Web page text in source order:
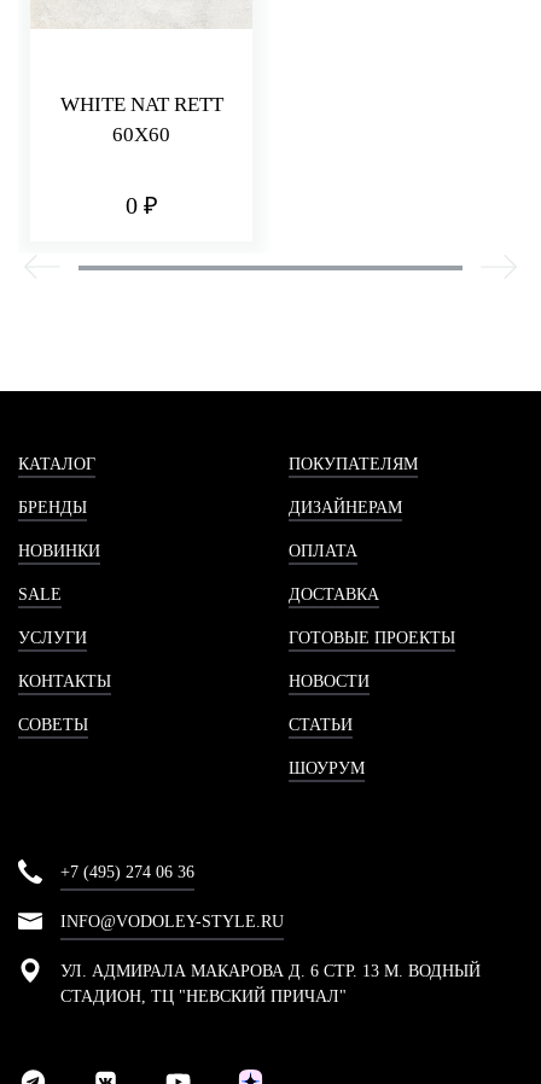
WHITE NAT RETT
60X60
0 ₽
КАТАЛОГ
БРЕНДЫ
НОВИНКИ
SALE
УСЛУГИ
КОНТАКТЫ
СОВЕТЫ
ПОКУПАТЕЛЯМ
ДИЗАЙНЕРАМ
ОПЛАТА
ДОСТАВКА
ГОТОВЫЕ ПРОЕКТЫ
НОВОСТИ
СТАТЬИ
ШОУРУМ
+7 (495) 274 06 36
INFO@VODOLEY-STYLE.RU
УЛ. АДМИРАЛА МАКАРОВА Д. 6 СТР. 13 М. ВОДНЫЙ
СТАДИОН, ТЦ "НЕВСКИЙ ПРИЧАЛ"